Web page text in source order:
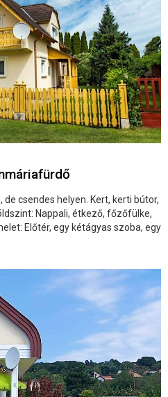
csendes helyen. Kert, kerti bútor,
Nappali, étkező, főzőfülke,
Előtér, egy kétágyas szoba, egy